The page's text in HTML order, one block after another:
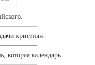
кристиан.
которая календарь.